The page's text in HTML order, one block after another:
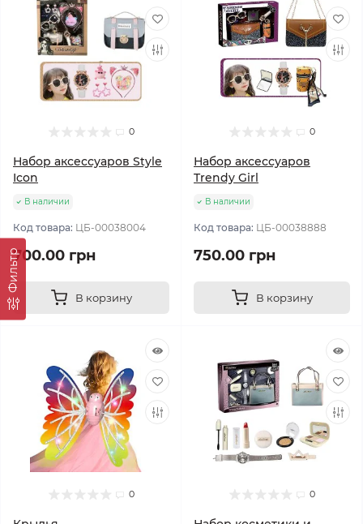
Фильтр
0
Набор аксессуаров Style
Icon
В наличии
Код товара: ЦБ-00038004
700.00 грн
В корзину
0
Набор аксессуаров
Trendy Girl
В наличии
Код товара: ЦБ-00038888
750.00 грн
В корзину
0 0